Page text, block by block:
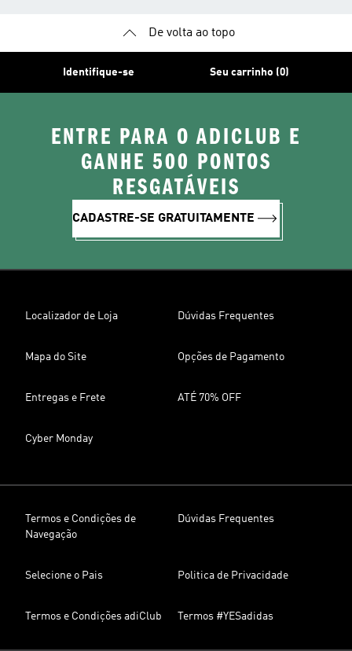
De volta ao topo
Identifique-se Seu carrinho (0)
ENTRE PARA O ADICLUB E
GANHE 500 PONTOS
RESGATÁVEIS
CADASTRE-SE GRATUITAMENTE
Localizador de Loja Dúvidas Frequentes
Mapa do Site Opções de Pagamento
Entregas e Frete ATÉ 70% OFF
Cyber Monday
Termos e Condições de
Navegação
Dúvidas Frequentes
Selecione o Pais Politica de Privacidade
Termos e Condições adiClub Termos #YESadidas